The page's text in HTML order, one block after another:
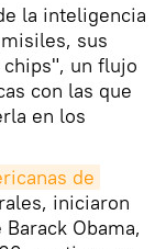
la inteligencia
sus
un flujo
con las que
en los
de
iniciaron
Obama,